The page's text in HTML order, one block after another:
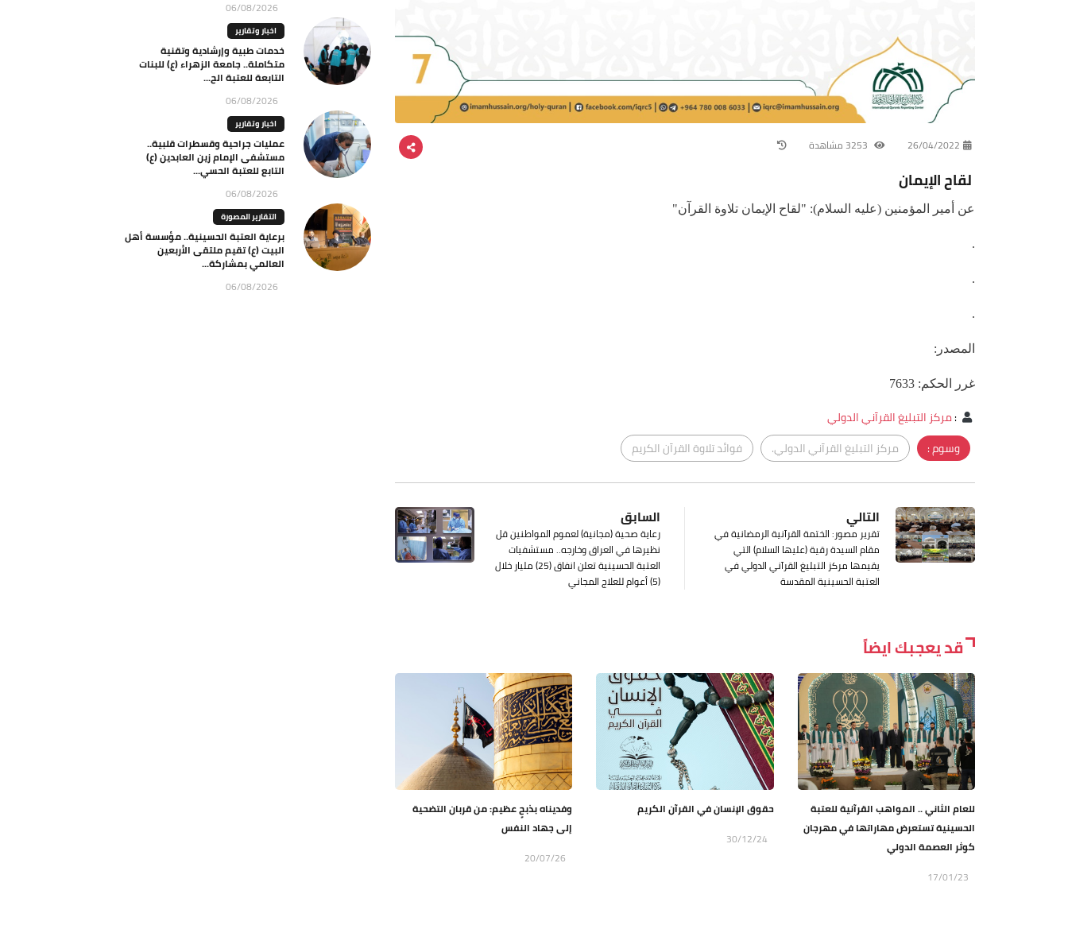
26/04/2022
لقاح الإيمان
عن أمير المؤمنين (عليه السلام): "لقاح الإيمان تلاوة القرآن"
.
.
.
المصدر:
غرر الحكم: 7633
:مركز التبليغ القرآني الدولي
وسوم :
مركز التبليغ القرآني الدولي. فوائد تلاوة القرآن الكريم
السابق
رعاية صحية (مجانية) لعموم المواطنين قل
نظيرها في العراق وخارجه.. مستشفيات
العتبة الحسينية تعلن انفاق (25) مليار خلال
(5) أعوام للعلاج المجاني
التالي
تقرير مصور: الختمة القرآنية الرمضانية في
مقام السيدة رقية (عليها السلام) التي
يقيمها مركز التبليغ القرآني الدولي في
العتبة الحسينية المقدسة
قد يعجبك ايضاً
للعام الثاني .. المواهب القرآنية للعتبة
الحسينية تستعرض مهاراتها في مهرجان
كوثر العصمة الدولي
17/01/23
حقوق الإنسان في القرآن الكريم
30/12/24
وفديناه بذبحٍ عظيم: من قربان التضحية
إلى جهاد النفس
20/07/26
06/08/2026
اخبار وتقارير
خدمات طبية وإرشادية وتقنية
متكاملة.. جامعة الزهراء (ع) للبنات
التابعة للعتبة الح...
06/08/2026
اخبار وتقارير
عمليات جراحية وقسطرات قلبية..
مستشفى الإمام زين العابدين (ع)
التابع للعتبة الحسي...
06/08/2026
التقارير المصورة
برعاية العتبة الحسينية.. مؤسسة أهل
البيت (ع) تقيم ملتقى الأربعين
العالمي بمشاركة...
06/08/2026